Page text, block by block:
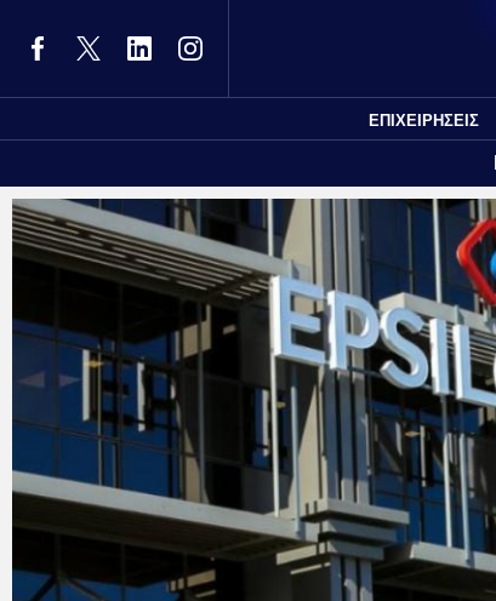
ΕΠΙΧΕΙΡΗΣΕΙΣ